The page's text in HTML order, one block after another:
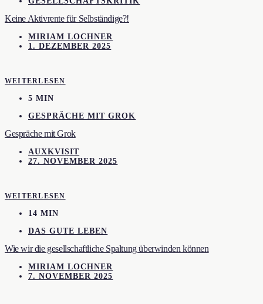
Keine Aktivrente für Selbständige?!
MIRIAM LOCHNER
1. DEZEMBER 2025
WEITERLESEN
5 MIN
GESPRÄCHE MIT GROK
Gespräche mit Grok
AUXKVISIT
27. NOVEMBER 2025
WEITERLESEN
14 MIN
DAS GUTE LEBEN
Wie wir die gesellschaftliche Spaltung überwinden können
MIRIAM LOCHNER
7. NOVEMBER 2025